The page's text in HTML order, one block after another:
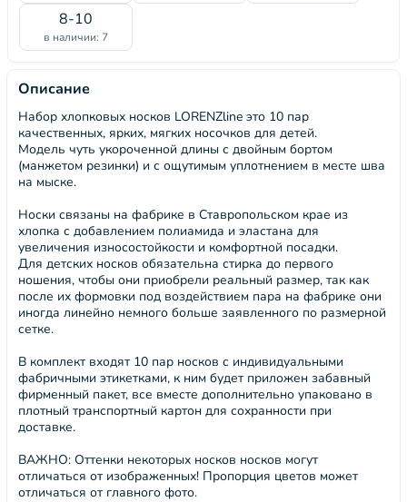
8-10
в наличии: 7
Описание
Набор хлопковых носков LORENZline это 10 пар
качественных, ярких, мягких носочков для детей.
Модель чуть укороченной длины с двойным бортом
(манжетом резинки) и с ощутимым уплотнением в месте шва
на мыске.
Носки связаны на фабрике в Ставропольском крае из
хлопка с добавлением полиамида и эластана для
увеличения износостойкости и комфортной посадки.
Для детских носков обязательна стирка до первого
ношения, чтобы они приобрели реальный размер, так как
после их формовки под воздействием пара на фабрике они
иногда линейно немного больше заявленного по размерной
сетке.
В комплект входят 10 пар носков с индивидуальными
фабричными этикетками, к ним будет приложен забавный
фирменный пакет, все вместе дополнительно упаковано в
плотный транспортный картон для сохранности при
доставке.
ВАЖНО: Оттенки некоторых носков носков могут
отличаться от изображенных! Пропорция цветов может
отличаться от главного фото.